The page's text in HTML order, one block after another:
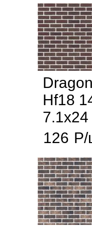
Hf18
7.1x24
126 Р/